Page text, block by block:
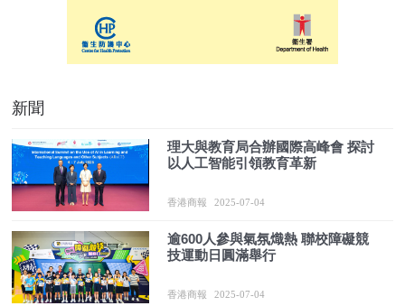
新聞
理大與教育局合辦國際高峰會 探討
以人工智能引領教育革新
香港商報 2025-07-04
逾600人參與氣氛熾熱 聯校障礙競
技運動日圓滿舉行
香港商報 2025-07-04